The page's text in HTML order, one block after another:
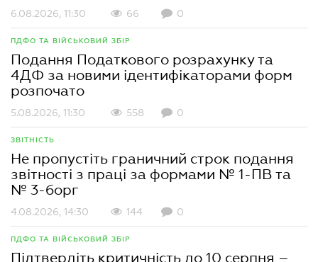
6.08.2026, 11:30 66 0
ПДФО ТА ВІЙСЬКОВИЙ ЗБІР
Подання Податкового розрахунку та
4ДФ за новими ідентифікаторами форм
розпочато
5.08.2026, 11:30 558 0
ЗВІТНІСТЬ
Не пропустіть граничний строк подання
звітності з праці за формами № 1-ПВ та
№ 3-борг
4.08.2026, 14:30 144 0
ПДФО ТА ВІЙСЬКОВИЙ ЗБІР
Підтвердіть критичність до 10 серпня –